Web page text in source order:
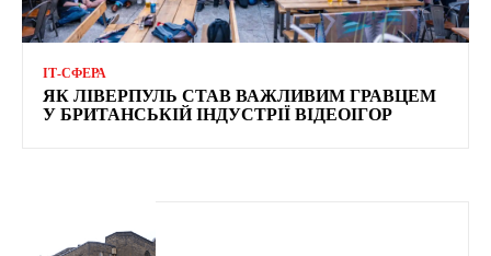
ІТ-СФЕРА
ЯК ЛІВЕРПУЛЬ СТАВ ВАЖЛИВИМ ГРАВЦЕМ
У БРИТАНСЬКІЙ ІНДУСТРІЇ ВІДЕОІГОР